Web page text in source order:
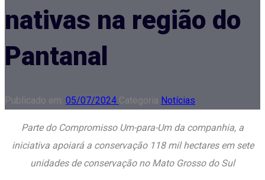
nativas na região do
Pantanal
Publicado em: 05/07/2024 Categoria Notícias
Parte do Compromisso Um-para-Um da companhia, a
iniciativa apoiará a conservação 118 mil hectares em sete
unidades de conservação no Mato Grosso do Sul